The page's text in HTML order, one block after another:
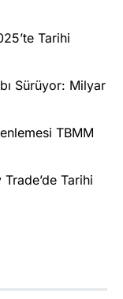
Tarihi
Sürüyor: Milyar
TBMM
Tarihi